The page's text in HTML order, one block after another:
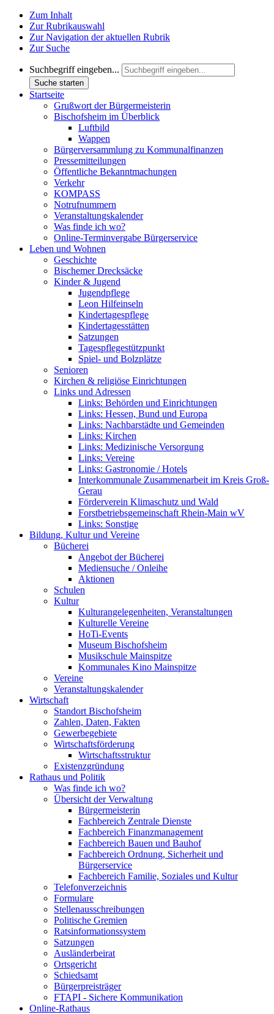
Zum Inhalt
Zur Rubrikauswahl
Zur Navigation der aktuellen Rubrik
Zur Suche
Suchbegriff eingeben...
Suche starten
Startseite
Grußwort der Bürgermeisterin
Bischofsheim im Überblick
Luftbild
Wappen
Bürgerversammlung zu Kommunalfinanzen
Pressemitteilungen
Öffentliche Bekanntmachungen
Verkehr
KOMPASS
Notrufnummern
Veranstaltungskalender
Was finde ich wo?
Online-Terminvergabe Bürgerservice
Leben und Wohnen
Geschichte
Bischemer Drecksäcke
Kinder & Jugend
Jugendpflege
Leon Hilfeinseln
Kindertagespflege
Kindertagesstätten
Satzungen
Tagespflegestützpunkt
Spiel- und Bolzplätze
Senioren
Kirchen & religiöse Einrichtungen
Links und Adressen
Links: Behörden und Einrichtungen
Links: Hessen, Bund und Europa
Links: Nachbarstädte und Gemeinden
Links: Kirchen
Links: Medizinische Versorgung
Links: Vereine
Links: Gastronomie / Hotels
Interkommunale Zusammenarbeit im Kreis Groß-
Gerau
Förderverein Klimaschutz und Wald
Forstbetriebsgemeinschaft Rhein-Main wV
Links: Sonstige
Bildung, Kultur und Vereine
Bücherei
Angebot der Bücherei
Mediensuche / Onleihe
Aktionen
Schulen
Kultur
Kulturangelegenheiten, Veranstaltungen
Kulturelle Vereine
HoTi-Events
Museum Bischofsheim
Musikschule Mainspitze
Kommunales Kino Mainspitze
Vereine
Veranstaltungskalender
Wirtschaft
Standort Bischofsheim
Zahlen, Daten, Fakten
Gewerbegebiete
Wirtschaftsförderung
Wirtschaftsstruktur
Existenzgründung
Rathaus und Politik
Was finde ich wo?
Übersicht der Verwaltung
Bürgermeisterin
Fachbereich Zentrale Dienste
Fachbereich Finanzmanagement
Fachbereich Bauen und Bauhof
Fachbereich Ordnung, Sicherheit und
Bürgerservice
Fachbereich Familie, Soziales und Kultur
Telefonverzeichnis
Formulare
Stellenausschreibungen
Politische Gremien
Ratsinformationssystem
Satzungen
Ausländerbeirat
Ortsgericht
Schiedsamt
Bürgerpreisträger
FTAPI - Sichere Kommunikation
Online-Rathaus